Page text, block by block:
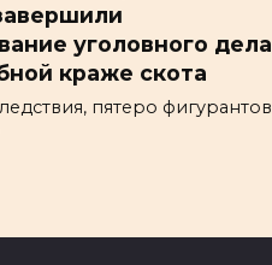
уголовного дела
краже скота
пятеро фигурантов